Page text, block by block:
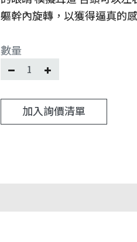
軀幹內旋轉，以獲得逼真的
數量
加入詢價清單